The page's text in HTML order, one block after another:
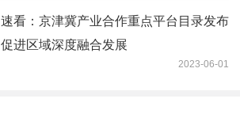
速看：京津冀产业合作重点平台目录发布
促进区域深度融合发展
2023-06-01